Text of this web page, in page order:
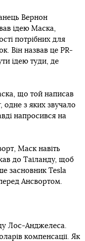
Вернон
ідею Маска,
потрібних для
Він назвав це PR-
ідею туди, де
що той написав
одне з яких звучало
напросився на
Маск навіть
до Таїланду, щоб
засновник Tesla
Ансвортом.
Лос-Анджелеса.
компенсації. Як